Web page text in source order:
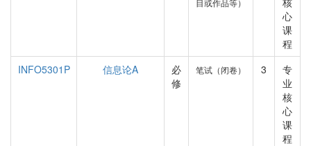
目或作品等）
心
课
程
INFO5301P
信息论A
必
修
笔试（闭卷） 3
专
业
核
心
课
程